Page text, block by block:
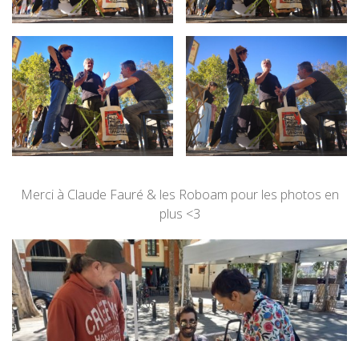
Merci à Claude Fauré & les Roboam pour les photos en
plus <3